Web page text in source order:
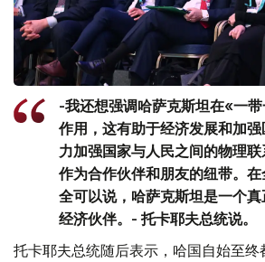
-我还想强调哈萨克斯坦在«一
作用，这有助于经济发展和加
力加强国家与人民之间的物理
作为合作伙伴和朋友的纽带。
全可以说，哈萨克斯坦是一个
经济伙伴。- 托卡耶夫总统说。
托卡耶夫总统随后表示，哈国自始至终